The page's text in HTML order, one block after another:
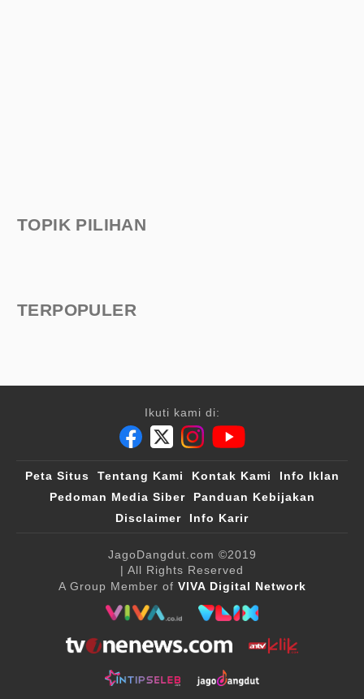
TOPIK PILIHAN
TERPOPULER
Ikuti kami di:
Peta Situs Tentang Kami Kontak Kami
Info Iklan
Pedoman Media Siber
Panduan Kebijakan
Disclaimer
Info Karir
JagoDangdut.com ©2019
| All Rights Reserved
A Group Member of VIVA Digital Network